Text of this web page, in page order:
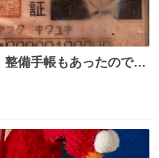
備手帳もあったのでこ
所調べても既に家はな
道仲間に調べてもらっ
したいと思っていて今